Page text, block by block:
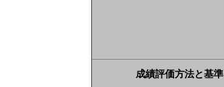
成績評価方法と基準